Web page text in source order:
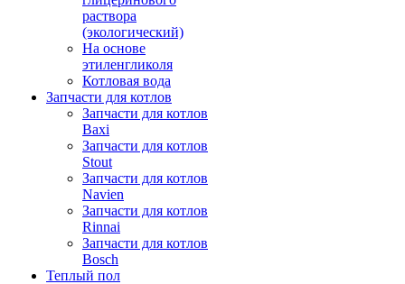
раствора
(экологический)
На основе
этиленгликоля
Котловая вода
Запчасти для котлов
Запчасти для котлов
Baxi
Запчасти для котлов
Stout
Запчасти для котлов
Navien
Запчасти для котлов
Rinnai
Запчасти для котлов
Bosch
Теплый пол